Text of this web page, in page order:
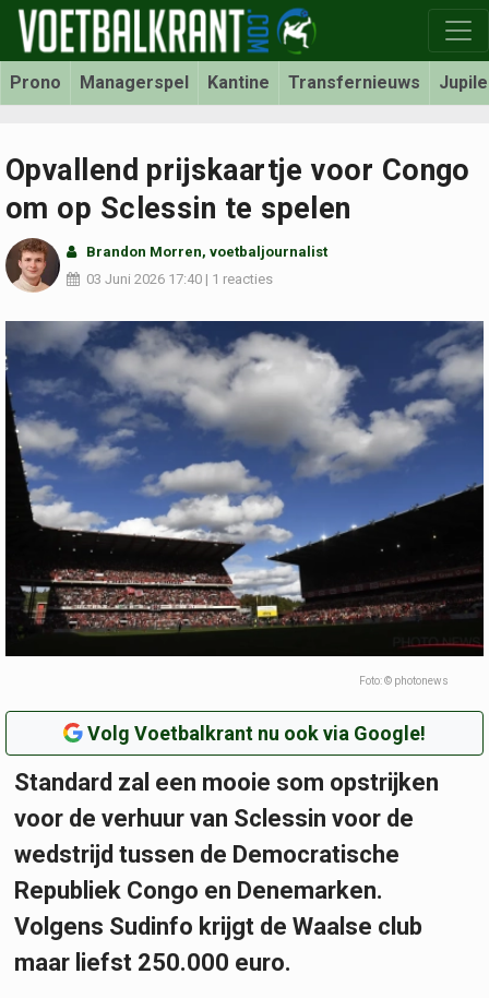
Prono Managerspel Kantine Transfernieuws
Opvallend prijskaartje voor Congo
om op Sclessin te spelen
Brandon Morren, voetbaljournalist
03 Juni 2026 17:40 | 1 reacties
Foto: © photonews
Volg Voetbalkrant nu ook via Google!
Standard zal een mooie som opstrijken
voor de verhuur van Sclessin voor de
wedstrijd tussen de Democratische
Republiek Congo en Denemarken.
Volgens Sudinfo krijgt de Waalse club
maar liefst 250.000 euro.